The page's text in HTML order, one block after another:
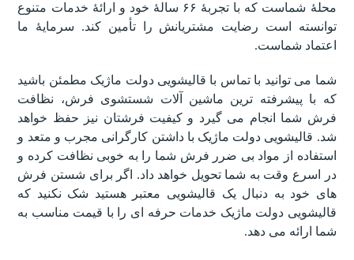
محلۀ شماست که با تجربۀ ۶۶ سالۀ خود و ارائۀ خدمات متنوع
توانسته است رضایت مشتریانش را تأمین کند. سرمایۀ ما
اعتماد شماست.
شما می توانید با تماس با قالیشویی دولت ماژیک مطمئن باشید
که با پیشرفته ترین ماشین آلات شستشوی فرش، نظافت
فرش شما انجام می گیرد و کیفیت فرشتان نیز حفظ خواهد
شد. قالیشویی دولت ماژیک با داشتن کارگرانی مجرب و متعد و
استفاده از مواد بی ضرر فرش شما را به خوبی نظافت کرده و
در اسرع وقت به شما تحویل خواهد داد. اگر برای شستن فرش
های خود به دنبال یک قالیشویی معتبر هستید شک نکنید که
قالیشویی دولت ماژیک خدمات حرفه ای را با قیمت مناسب به
شما ارائه می دهد.